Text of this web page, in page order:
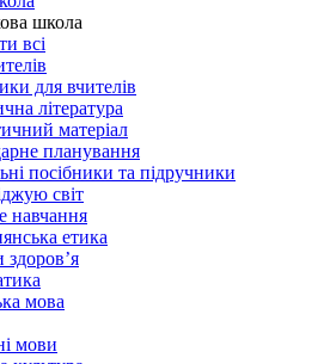
школа
всі
для вчителів
література
матеріал
планування
посібники та підручники
світ
навчання
етика
мова
мови